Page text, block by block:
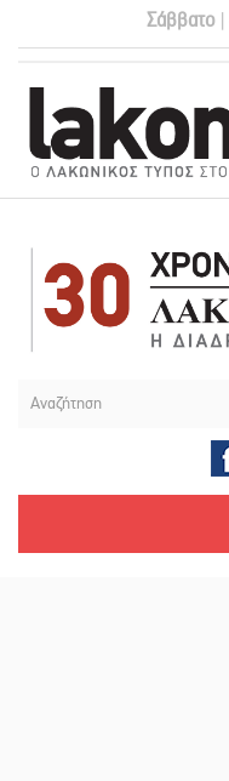
Σάββατο|